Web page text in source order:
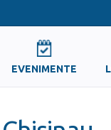
EVENIMENTE